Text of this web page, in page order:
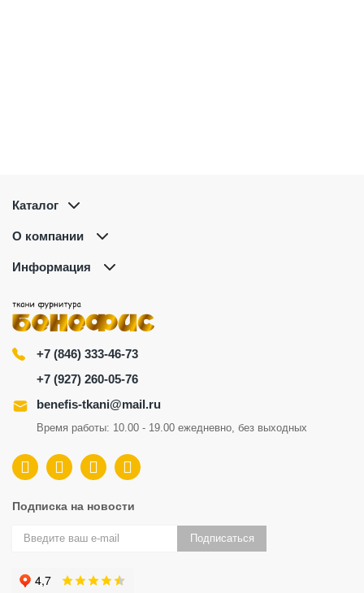
Каталог
О компании
Информация
+7 (846) 333-46-73
+7 (927) 260-05-76
benefis-tkani@mail.ru
Время работы: 10.00 - 19.00 ежедневно, без выходных
Подписка на новости
Подписаться